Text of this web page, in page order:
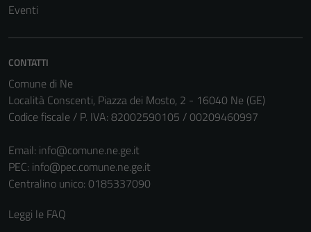
Eventi
CONTATTI
Comune di Ne
Località Conscenti, Piazza dei Mosto, 2 - 16040 Ne (GE)
Codice fiscale / P. IVA: 82002590105 / 00209460997
Email: info@comune.ne.ge.it
PEC: info@pec.comune.ne.ge.it
Centralino unico: 0185337090
Leggi le FAQ